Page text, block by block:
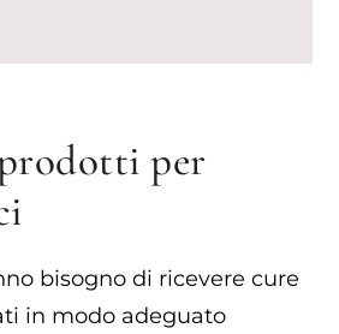
per
bisogno di ricevere cure
in modo adeguato